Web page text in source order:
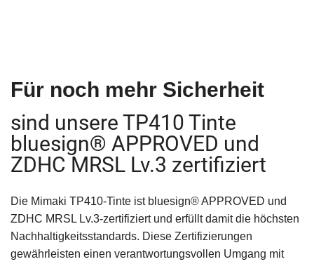
Für noch mehr Sicherheit
sind unsere TP410 Tinte
bluesign® APPROVED und
ZDHC MRSL Lv.3 zertifiziert
Die Mimaki TP410-Tinte ist bluesign® APPROVED und
ZDHC MRSL Lv.3-zertifiziert und erfüllt damit die höchsten
Nachhaltigkeitsstandards. Diese Zertifizierungen
gewährleisten einen verantwortungsvollen Umgang mit